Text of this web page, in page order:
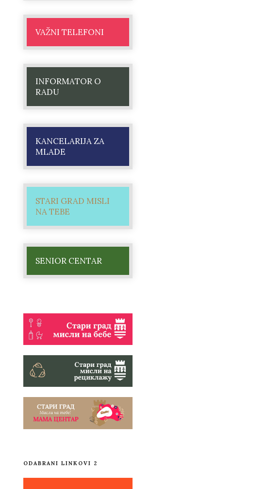
VAŽNI TELEFONI
INFORMATOR O
RADU
KANCELARIJA ZA
MLADE
STARI GRAD MISLI
NA TEBE
SENIOR CENTAR
ODABRANI LINKOVI 2